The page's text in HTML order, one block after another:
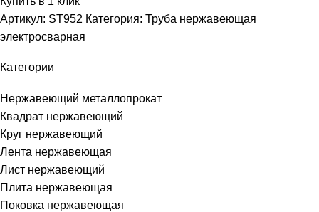
Категории
Нержавеющий металлопрокат
Квадрат нержавеющий
Круг нержавеющий
Лента нержавеющая
Лист нержавеющий
Плита нержавеющая
Поковка нержавеющая
Артикул: ST952 Категория: Труба нержавеющая
электросварная